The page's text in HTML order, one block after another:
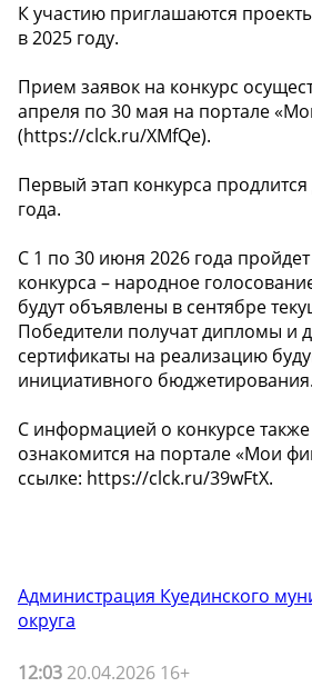
К участию приглашаются
в 2025 году.
Прием заявок на конкурс
апреля по 30 мая на портале
(https://clck.ru/XMfQe).
Первый этап конкурса
года.
С 1 по 30 июня 2026 года
конкурса – народное
будут объявлены в сентябре
Победители получат дипломы и
сертификаты на реализацию
инициативного бюджетирования.
С информацией о конкурсе
ознакомится на портале «Мои
ссылке: https://clck.ru/39wFtX.
Администрация Куединского
округа
12:03 20.04.2026 16+